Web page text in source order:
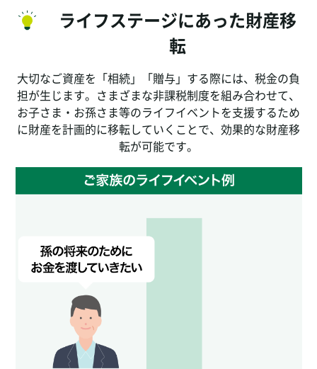
ライフステージにあった財産移
転
大切なご資産を「相続」「贈与」する際には、税金の負
担が生じます。さまざまな非課税制度を組み合わせて、
お子さま・お孫さま等のライフイベントを支援するため
に財産を計画的に移転していくことで、効果的な財産移
転が可能です。